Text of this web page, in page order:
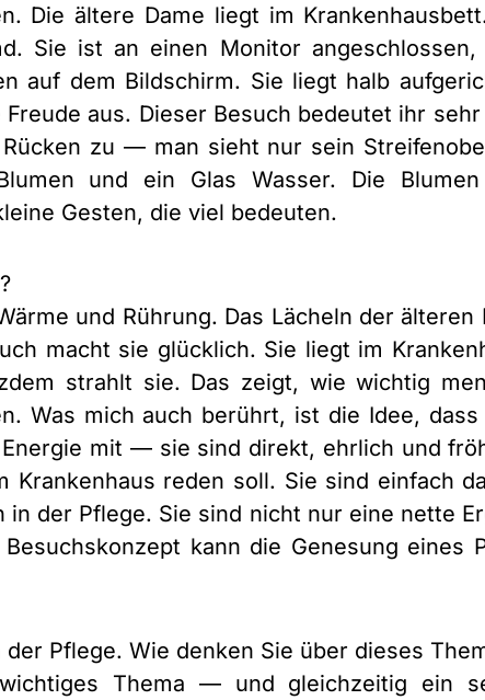
Die ältere Dame liegt im
Sie ist an einen Monitor
auf dem Bildschirm. Sie liegt halb
aus. Dieser Besuch bedeutet ihr
zu — man sieht nur sein
und ein Glas Wasser. Die
Gesten, die viel bedeuten.
und Rührung. Das Lächeln der älteren
macht sie glücklich. Sie liegt im
strahlt sie. Das zeigt, wie wichtig
Was mich auch berührt, ist die Idee, dass
mit — sie sind direkt, ehrlich und
reden soll. Sie sind einfach
der Pflege. Sie sind nicht nur eine nette
kann die Genesung eines
Pflege. Wie denken Sie über dieses
Thema — und gleichzeitig ein